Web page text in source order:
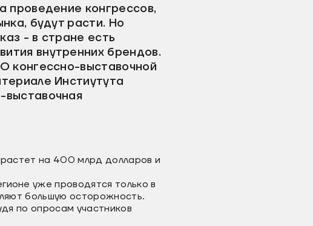
проведение конгрессов,
будут расти. Но
- в стране есть
внутренних брендов.
конгессно-выставочной
Инстиутута
выставочная
на 400 млрд долларов и
уже проводятся только в
большую осторожность.
по опросам участников